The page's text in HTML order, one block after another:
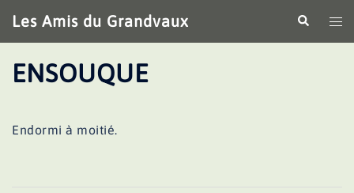
au
contenu
Les Amis du Grandvaux
le
ENSOUQUE
Endormi à moitié.